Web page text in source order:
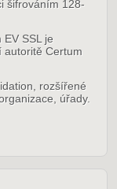
šifrováním 128-
EV SSL je
autoritě Certum
rozšířené
úřady.